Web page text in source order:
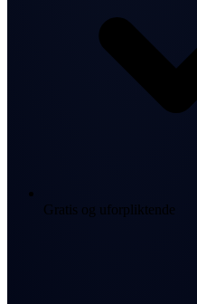
Gratis og uforpliktende